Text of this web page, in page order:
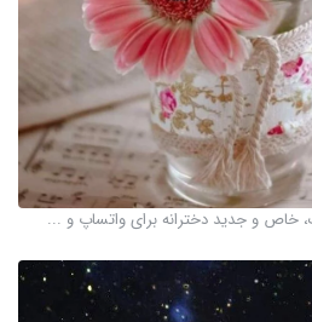
خاص و جدید دخترانه برای واتساپ و ...